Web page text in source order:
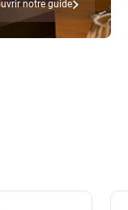
notre guide